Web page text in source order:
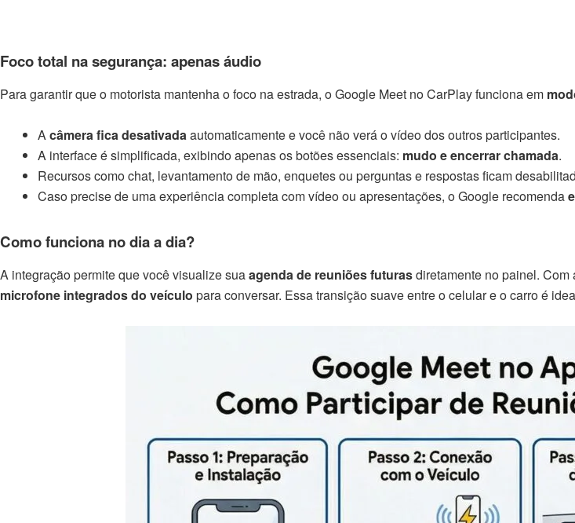
Foco total na segurança: apenas áudio
Para garantir que o motorista mantenha o foco na estrada, o Google Meet no CarPlay funciona em
Acâmera fica desativadaautomaticamente e você não verá o vídeo dos outros participantes.
A interface é simplificada, exibindo apenas os botões essenciais: mudo e encerrar chamada.
Recursos como chat, levantamento de mão, enquetes ou perguntas e respostas ficam
Caso precise de uma experiência completa com vídeo ou apresentações, o Google recomenda
Como funciona no dia a dia?
A integração permite que você visualize suaagenda de reuniões futurasdiretamente no painel.
microfone integrados do veículo para conversar. Essa transição suave entre o celular e o carro é